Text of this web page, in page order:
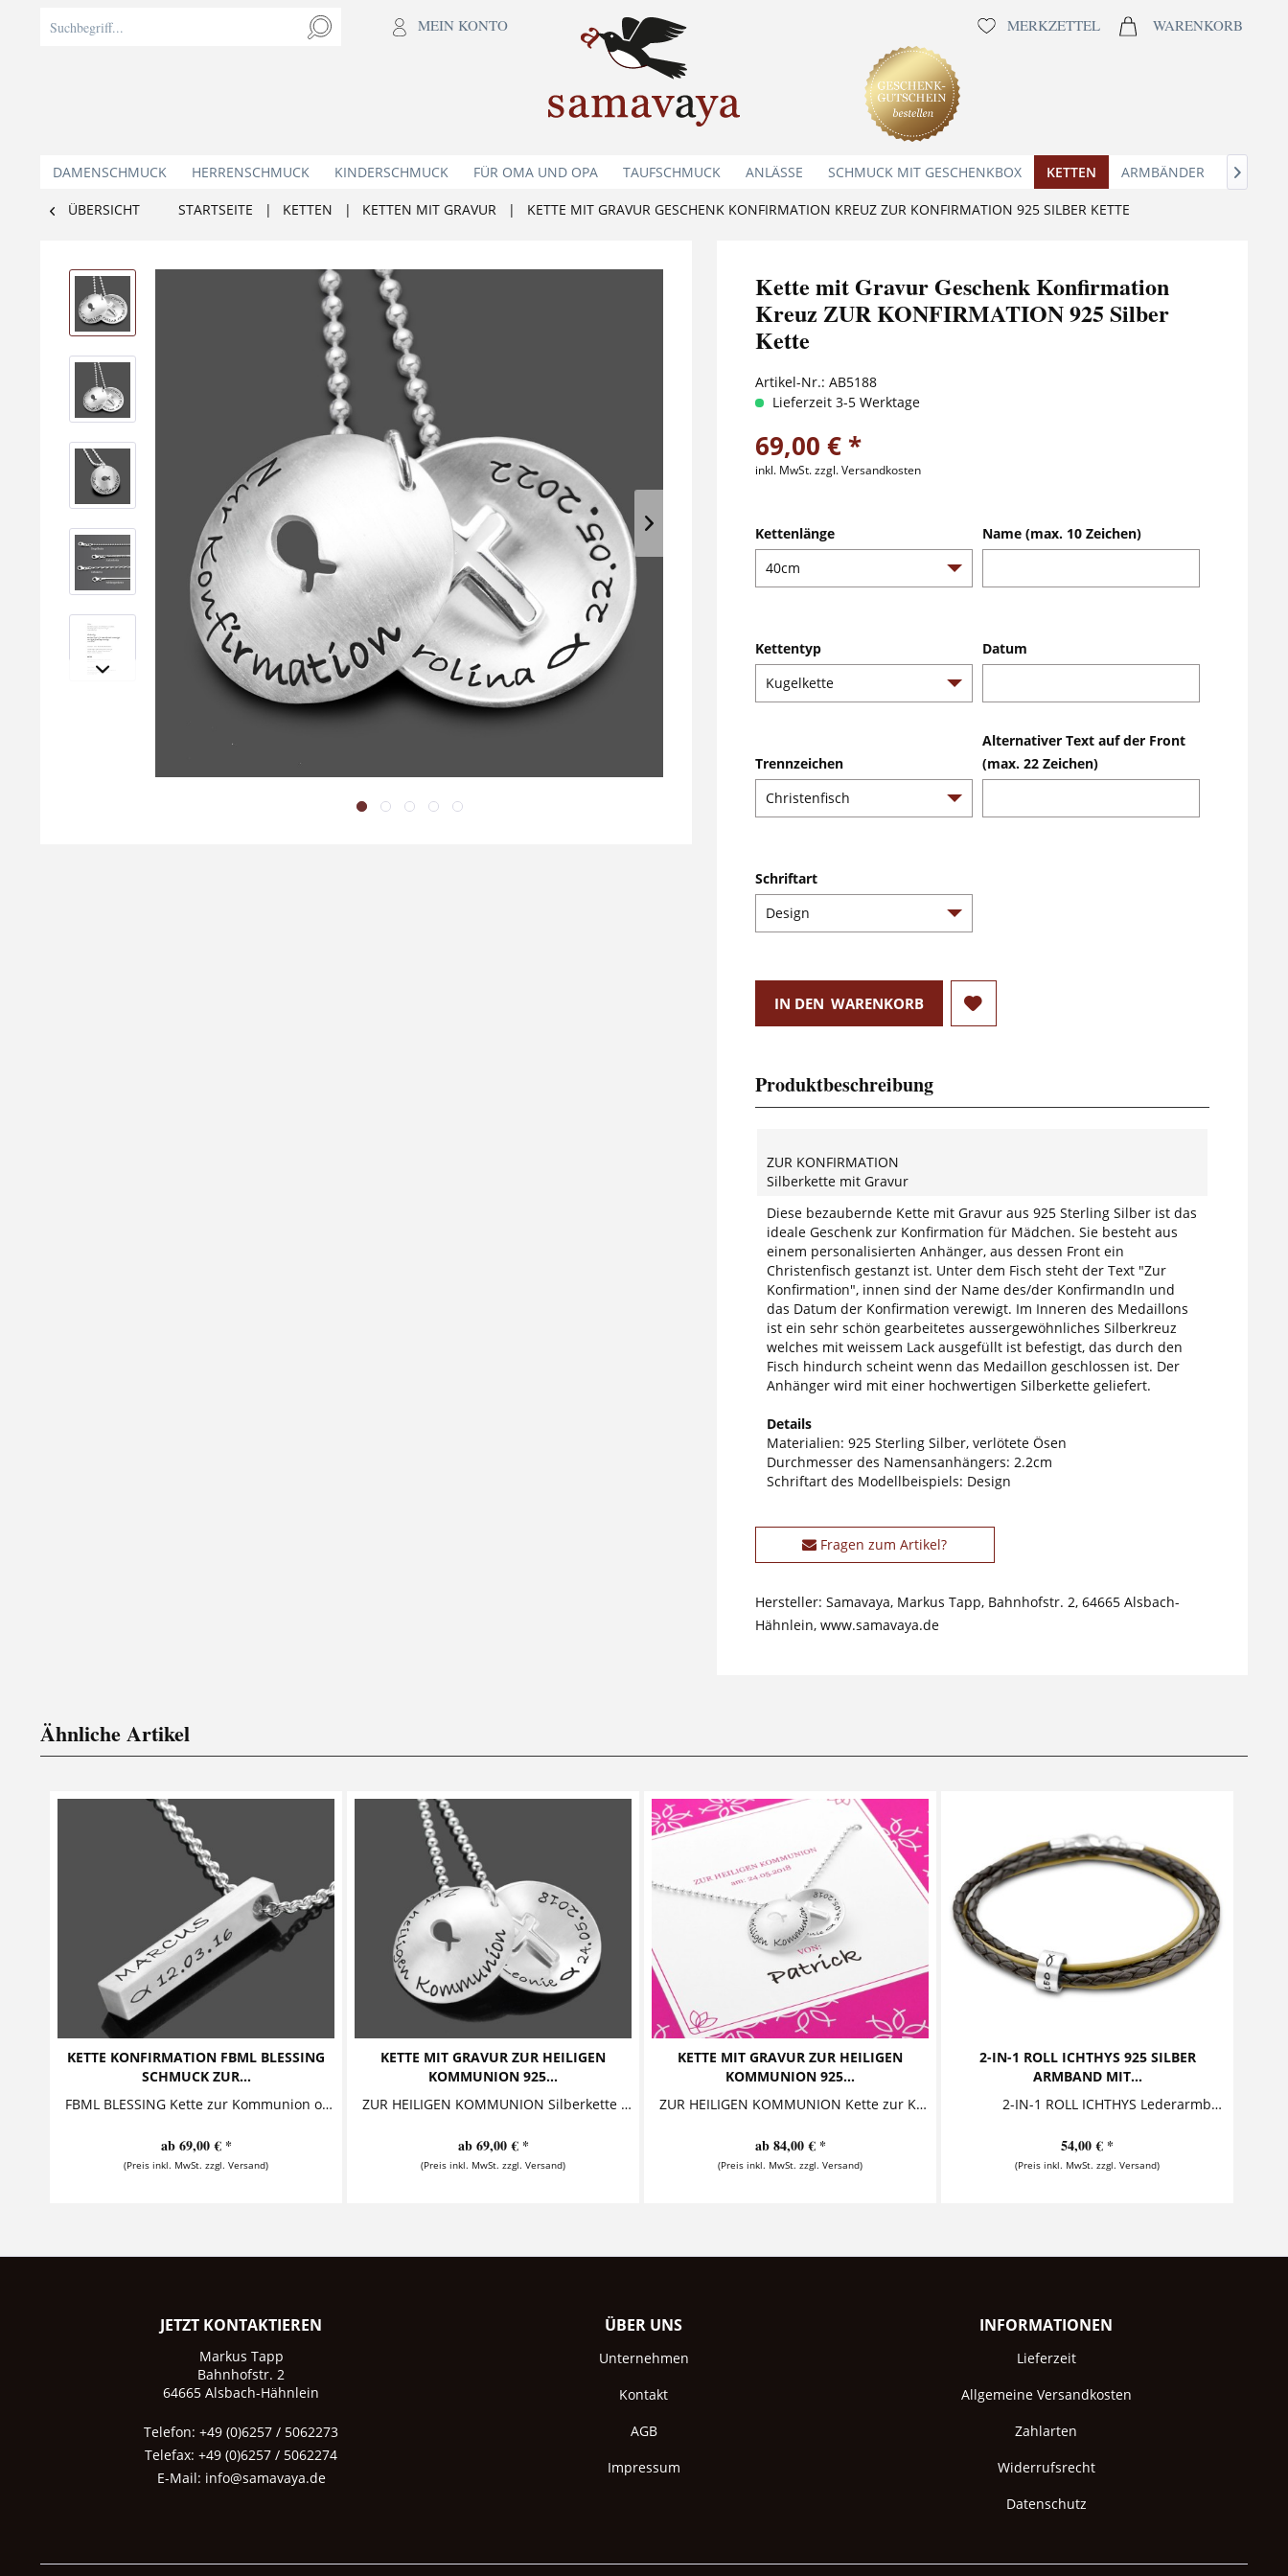
MEIN KONTO MERKZETTEL WARENKORB
DAMENSCHMUCK HERRENSCHMUCK KINDERSCHMUCK FÜR OMA UND OPA TAUFSCHMUCK ANLÄSSE SCHMUCK MIT GESCHENKBOX KETTEN ARMBÄNDER 
ÜBERSICHT STARTSEITE | KETTEN | KETTEN MIT GRAVUR | KETTE MIT GRAVUR GESCHENK KONFIRMATION KREUZ ZUR KONFIRMATION 925 SILBER KETTE
Kette mit Gravur Geschenk Konfirmation
Kreuz ZUR KONFIRMATION 925 Silber
Kette
Artikel-Nr.: AB5188
Lieferzeit 3-5 Werktage
69,00 € *
inkl. MwSt.zzgl. Versandkosten
Kettenlänge
Kettentyp
Name (max. 10 Zeichen)
Datum
Trennzeichen
Alternativer Text auf der Front
(max. 22 Zeichen)
Schriftart
IN DEN WARENKORB
Produktbeschreibung
ZUR KONFIRMATION
Silberkette mit Gravur
Diese bezaubernde Kette mit Gravur aus 925 Sterling Silber ist das
ideale Geschenk zur Konfirmation für Mädchen. Sie besteht aus
einem personalisierten Anhänger, aus dessen Front ein
Christenfisch gestanzt ist. Unter dem Fisch steht der Text "Zur
Konfirmation", innen sind der Name des/der KonfirmandIn und
das Datum der Konfirmation verewigt. Im Inneren des Medaillons
ist ein sehr schön gearbeitetes aussergewöhnliches Silberkreuz
welches mit weissem Lack ausgefüllt ist befestigt, das durch den
Fisch hindurch scheint wenn das Medaillon geschlossen ist. Der
Anhänger wird mit einer hochwertigen Silberkette geliefert.
Details
Materialien: 925 Sterling Silber, verlötete Ösen
Durchmesser des Namensanhängers: 2.2cm
Schriftart des Modellbeispiels: Design
Fragen zum Artikel?
Hersteller: Samavaya, Markus Tapp, Bahnhofstr. 2, 64665 Alsbach-
Hähnlein, www.samavaya.de
Ähnliche Artikel
KETTE KONFIRMATION FBML BLESSING
SCHMUCK ZUR...
FBML BLESSING Kette zur Kommunion oder Konfirmation Diese außergewöhnliche Kette mit individueller Gravur ist ein besonderes Geschenk zur Konfirmation oder Kommunion. Auf den...
ab 69,00 € *
(Preis inkl. MwSt. zzgl. Versand)
KETTE MIT GRAVUR ZUR HEILIGEN
KOMMUNION 925...
ZUR HEILIGEN KOMMUNION Silberkette mit Gravur Diese bezaubernde Namenskette aus 925 Sterling Silber besteht aus einem personalisierten Anhänger, aus dessen Front ein Christenfisch...
ab 69,00 € *
(Preis inkl. MwSt. zzgl. Versand)
KETTE MIT GRAVUR ZUR HEILIGEN
KOMMUNION 925...
ZUR HEILIGEN KOMMUNION Kette zur Konfirmation/Kommunion/Firmung/Jugendweihe mit Geschenkkarton Diese bezaubernde Namenskette aus 925 Sterling Silber besteht aus einem personalisierten...
ab 84,00 € *
(Preis inkl. MwSt. zzgl. Versand)
2-IN-1 ROLL ICHTHYS 925 SILBER
ARMBAND MIT...
2-IN-1 ROLL ICHTHYS Lederarmband mit graviertem Silberring Der Clou dieses stylischen Lederarmbandes sind zwei...
54,00 € *
(Preis inkl. MwSt. zzgl. Versand)
JETZT KONTAKTIEREN
Markus Tapp
Bahnhofstr. 2
64665 Alsbach-Hähnlein
Telefon: +49 (0)6257 / 5062273
Telefax: +49 (0)6257 / 5062274
E-Mail: info@samavaya.de
ÜBER UNS
Unternehmen
Kontakt
AGB
Impressum
INFORMATIONEN
Lieferzeit
Allgemeine Versandkosten
Zahlarten
Widerrufsrecht
Datenschutz